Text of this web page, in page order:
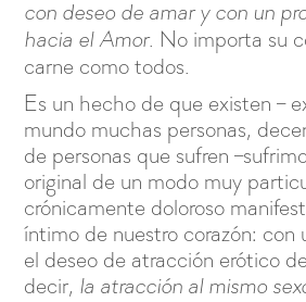
con deseo de amar y con un
hacia el Amor. No importa su
carne como todos.
Es un hecho de que existen –
mundo muchas personas,
de personas que sufren
original de un modo muy
crónicamente doloroso
íntimo de nuestro corazón: con
el deseo de atracción erótico
decir, la atracción al mismo